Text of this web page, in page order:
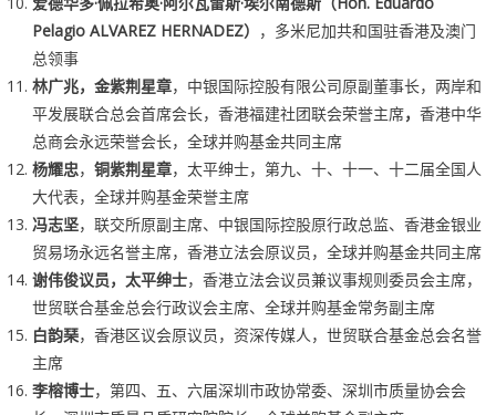
Pelagio ALVAREZ HERNADEZ） ，多米尼加共和国驻香港及澳门
总领事
林广兆，金紫荆星章，中银国际控股有限公司原副董事长，两岸和
平发展联合总会首席会长，香港福建社团联会荣誉主席， 香港中华
总商会永远荣誉会长，全球并购基金共同主席
杨耀忠， 铜紫荆星章，太平绅士，第九、十、十一、十二届全国人
大代表，全球并购基金荣誉主席
冯志坚，联交所原副主席、中银国际控股原行政总监、香港金银业
贸易场永远名誉主席，香港立法会原议员，全球并购基金共同主席
谢伟俊议员，太平绅士，香港立法会议员兼议事规则委员会主席，
世贸联合基金总会行政议会主席、全球并购基金常务副主席
白韵琹，香港区议会原议员，资深传媒人，世贸联合基金总会名誉
主席
李榕博士，第四、五、六届深圳市政协常委、深圳市质量协会会